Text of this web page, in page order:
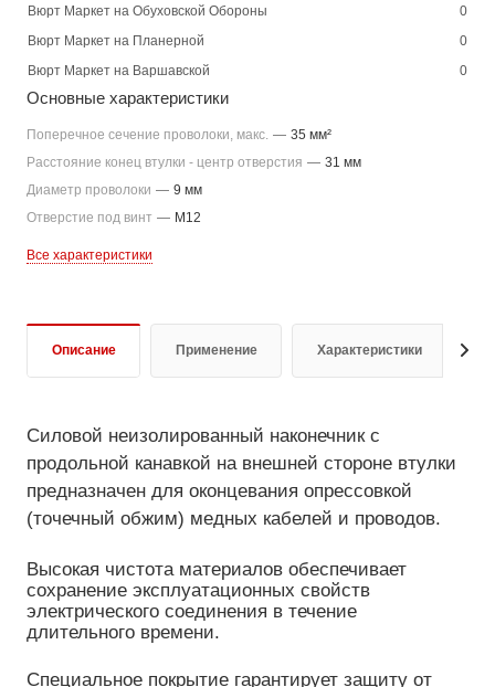
Вюрт Маркет на Обуховской Обороны
0
Вюрт Маркет на Планерной
0
Вюрт Маркет на Варшавской
0
Основные характеристики
Поперечное сечение проволоки, макс. — 35 мм²
Расстояние конец втулки - центр отверстия — 31 мм
Диаметр проволоки — 9 мм
Отверстие под винт — M12
Все характеристики
Описание Применение Характеристики
Силовой неизолированный наконечник с
продольной канавкой на внешней стороне втулки
предназначен для оконцевания опрессовкой
(точечный обжим) медных кабелей и проводов.
Высокая чистота материалов обеспечивает
сохранение эксплуатационных свойств
электрического соединения в течение
длительного времени.
Специальное покрытие гарантирует защиту от